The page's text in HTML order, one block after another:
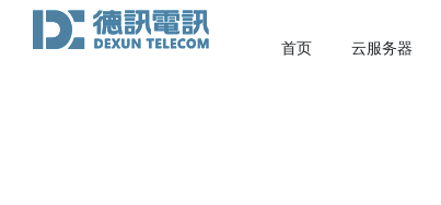
首页 云服务器